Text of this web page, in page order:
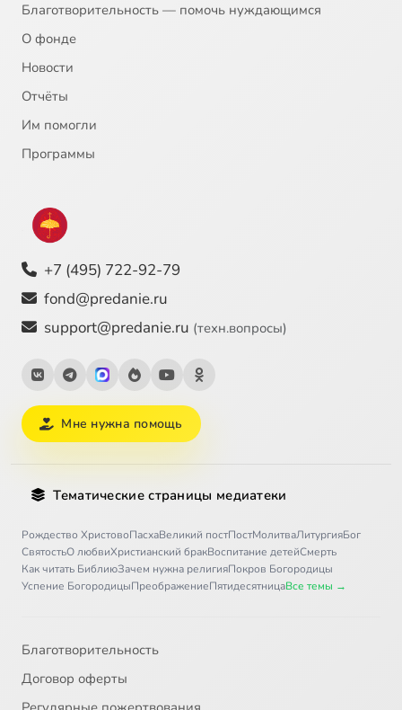
Благотворительность — помочь нуждающимся
О фонде
Новости
Отчёты
Им помогли
Программы
+7 (495) 722-92-79
fond@predanie.ru
support@predanie.ru (техн.вопросы)
Мне нужна помощь
Тематические страницы медиатеки
Рождество ХристовоПасхаВеликий постПостМолитваЛитургияБог
СвятостьО любвиХристианский бракВоспитание детейСмерть
Как читать БиблиюЗачем нужна религияПокров Богородицы
Успение БогородицыПреображениеПятидесятницаВсе темы →
Благотворительность
Договор оферты